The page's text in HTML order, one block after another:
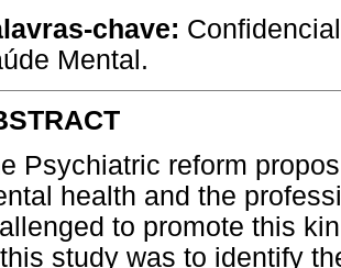
chave:
Mental.
Psychiatric reform
health and the
to promote this
study was to identify